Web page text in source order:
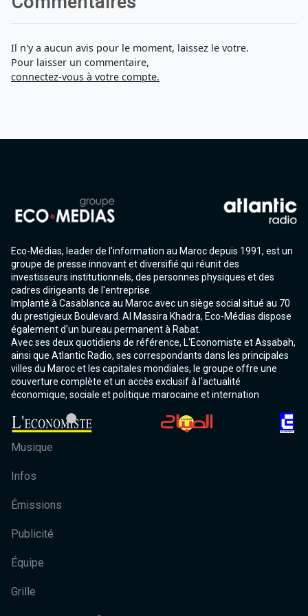
Il n'y a aucun avis pour le moment, laissez le votre.
Pour laisser un commentaire,
connectez-vous à votre compte.
Eco-Médias, leader de l'information au Maroc depuis 1991, est un
groupe de presse innovant et diversifié qui réunit des
investisseurs institutionnels, des personnes physiques et des
cadres dirigeants de l'entreprise.
Implanté à Casablanca au Maroc avec un siège social situé au 70
du prestigieux Boulevard. Al Massira Khadra, Eco-Médias dispose
également d'un bureau permanent à Rabat.
Avec ses deux quotidiens de référence, L'Economiste et Assabah,
ainsi que Atlantic Radio, ses correspondants dans les principales
villes du Maroc et les capitales mondiales, le groupe offre une
couverture complète et un accès exclusif à l'actualité
économique, sociale et politique marocaine et internation
Musique
Infos
Émissions
Publicité
Équipe
Grille